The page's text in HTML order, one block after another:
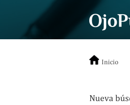
Inicio
Nueva